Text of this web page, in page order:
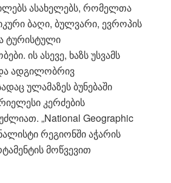
ასახელებს, რომელთა
ბაღი, ბულვარი, ევროპის
ტურისტული
ის ასევე, ხაზს უსვამს
ადგილობრივ
ულამაზეს ბუნებაში
კერძების
„National Geographic
რეგიონში აჭარის
მოწვევით